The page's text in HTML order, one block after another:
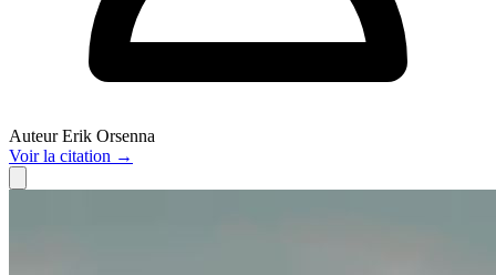
Auteur Erik Orsenna
Voirla citation →